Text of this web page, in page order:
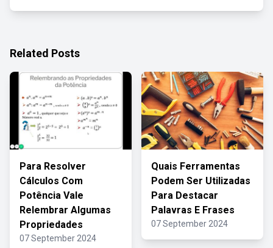
Related Posts
Para Resolver
Cálculos Com
Potência Vale
Relembrar Algumas
Propriedades
07 September 2024
Quais Ferramentas
Podem Ser Utilizadas
Para Destacar
Palavras E Frases
07 September 2024